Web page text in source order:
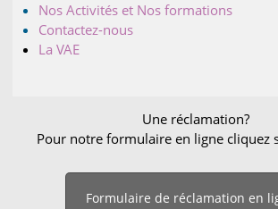
Nos Activités et Nos formations
Contactez-nous
La VAE
Une réclamation?
Pour notre formulaire en ligne cliquez
Formulaire de réclamation en